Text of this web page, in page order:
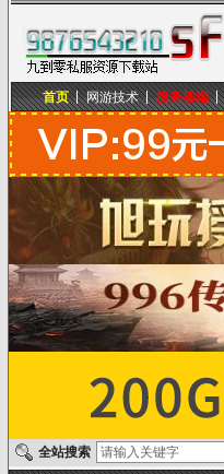
九到零私服资源下载站
首页 网游技术 服务器端
全站搜索